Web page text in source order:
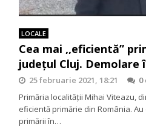
LOCALE
Cea mai ,,eficientă”
județul Cluj.
25 februarie 2021, 18:21
0
Primăria localității Mihai Viteazu,
eficientă primărie din România.
primării în…